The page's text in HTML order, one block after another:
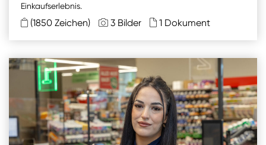
Einkaufserlebnis.
(1850 Zeichen) 3 Bilder 1 Dokument